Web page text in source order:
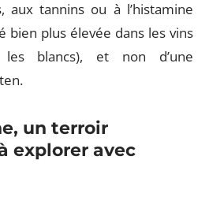
aux tannins ou à l’histamine
bien plus élevée dans les vins
blancs), et non d’une
un terroir
explorer avec